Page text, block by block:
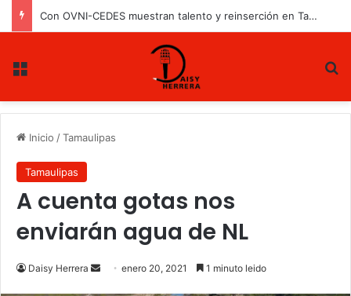
Con OVNI-CEDES muestran talento y reinserción en Tamaulipas
Inicio /Tamaulipas
Tamaulipas
A cuenta gotas nos
enviarán agua de NL
Daisy Herrera enero 20, 2021 1 minuto leido